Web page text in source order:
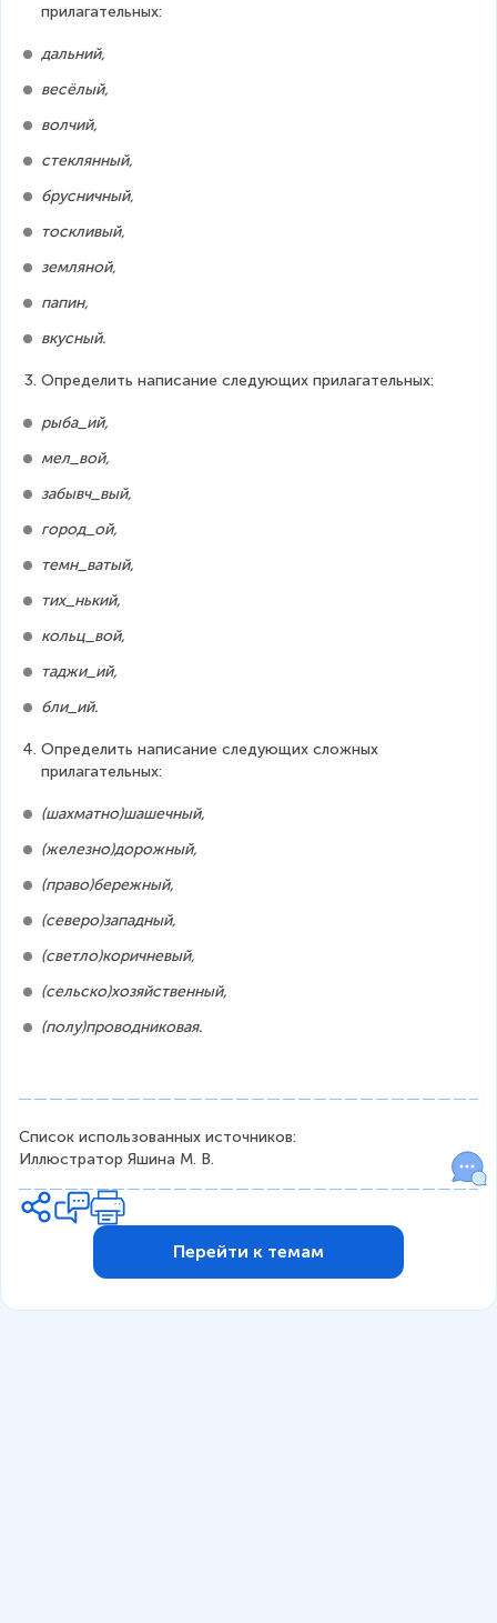
прилагательных:
дальний,
весёлый,
волчий,
стеклянный,
брусничный,
тоскливый,
земляной,
папин,
вкусный.
Определить написание следующих прилагательных:
рыба_ий,
мел_вой,
забывч_вый,
город_ой,
темн_ватый,
тих_нький,
кольц_вой,
таджи_ий,
бли_ий.
Определить написание следующих сложных
прилагательных:
(шахматно)шашечный,
(железно)дорожный,
(право)бережный,
(северо)западный,
(светло)коричневый,
(сельско)хозяйственный,
(полу)проводниковая.
Список использованных источников:
Иллюстратор Яшина М. В.
Перейти к темам